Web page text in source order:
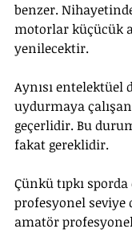
benzer.
motorlar küçücük
yenilecektir.
Aynısı entelektüel
uydurmaya
geçerlidir. Bu
fakat gereklidir.
Çünkü tıpkı
profesyonel seviye
amatör